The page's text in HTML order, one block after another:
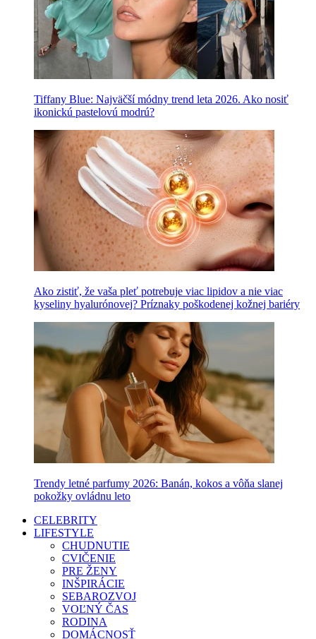
Tiffany Blue: Najväčší módny trend leta 2026. Ako nosiť
ikonickú pastelovú modrú?
Ako zistiť, že vaša pleť potrebuje viac lipidov a nie viac
kyseliny hyalurónovej? Príznaky poškodenej kožnej bariéry
Trendy letné parfumy 2026: Banán, kokos a vôňa slanej
pokožky ovládnu leto
CELEBRITY
LIFESTYLE
CHUDNUTIE
CVIČENIE
PRE ŽENY
INŠPIRÁCIE
SEBAROZVOJ
VOĽNÝ ČAS
RODINA
DOMÁCNOSŤ